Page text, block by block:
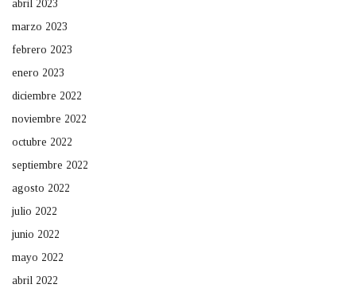
abril 2023
marzo 2023
febrero 2023
enero 2023
diciembre 2022
noviembre 2022
octubre 2022
septiembre 2022
agosto 2022
julio 2022
junio 2022
mayo 2022
abril 2022